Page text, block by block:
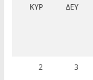
ΚΥΡ ΔΕΥ
2 3